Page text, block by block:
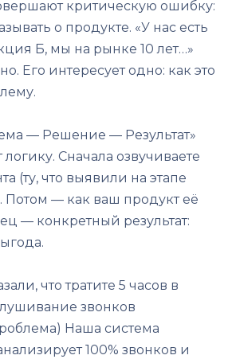
критическую ошибку:
о продукте. «У нас есть
Б, мы на рынке 10 лет…»
Его интересует одно: как это
— Решение — Результат»
Сначала озвучиваете
(ту, что выявили на этапе
— как ваш продукт её
— конкретный результат:
что тратите 5 часов в
звонков
Наша система
100% звонков и